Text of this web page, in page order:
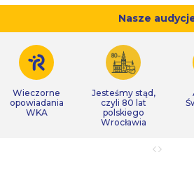
Nasze
Wieczorne
opowiadania
WKA
Jesteśmy stąd,
czyli 80 lat
polskiego
Wrocławia